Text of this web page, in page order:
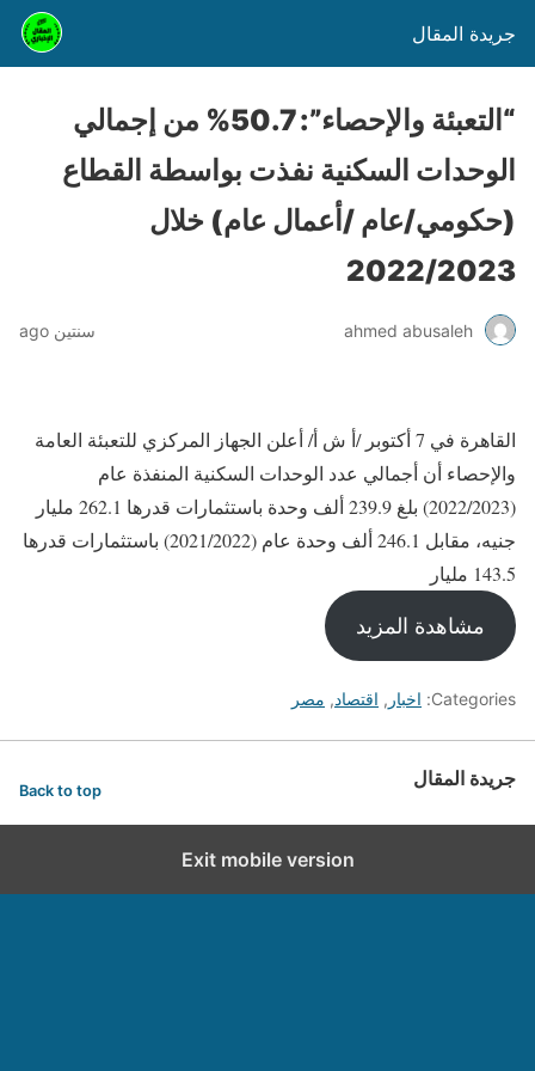
جريدة المقال
“التعبئة والإحصاء”: 50.7% من إجمالي
الوحدات السكنية نفذت بواسطة القطاع
(حكومي/عام /أعمال عام) خلال
2022/2023
ahmed abusaleh سنتين ago
القاهرة في 7 أكتوبر /أ ش أ/ أعلن الجهاز المركزي للتعبئة العامة
والإحصاء أن أجمالي عدد الوحدات السكنية المنفذة عام
(2022/2023) بلغ 239.9 ألف وحدة باستثمارات قدرها 262.1 مليار
جنيه، مقابل 246.1 ألف وحدة عام (2021/2022) باستثمارات قدرها
143.5 مليار
مشاهدة المزيد
Categories: اخبار , اقتصاد, مصر
جريدة المقال Back to top
Exit mobile version